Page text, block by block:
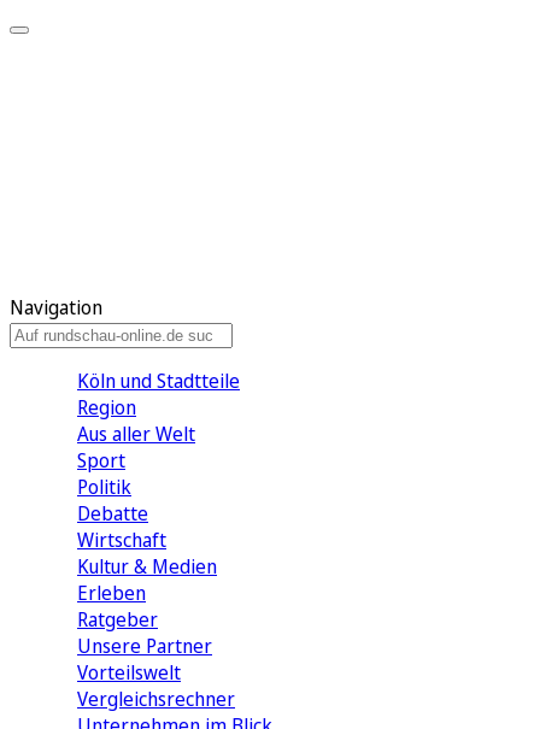
Navigation
Köln und Stadtteile
Region
Aus aller Welt
Sport
Politik
Debatte
Wirtschaft
Kultur & Medien
Erleben
Ratgeber
Unsere Partner
Vorteilswelt
Vergleichsrechner